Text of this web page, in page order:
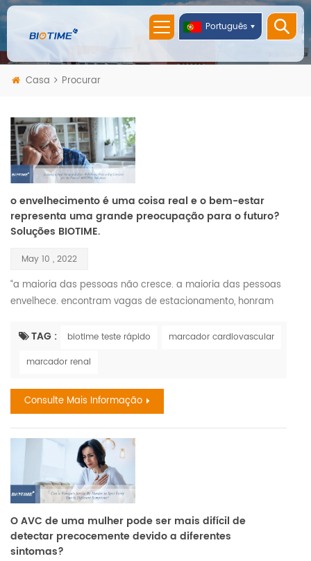
Português
Casa Procurar
o envelhecimento é uma coisa real e o bem-estar
representa uma grande preocupação para o futuro?
Soluções BIOTIME.
May 10 , 2022
“a maioria das pessoas não cresce. a maioria das pessoas
envelhece. encontram vagas de estacionamento, honram
isso de maturidade. o que isso é, está envelhecendo.” —
um processo complexo que leva a mudanças em todos os
entanto, o envelhe...
TAG : biotime teste rápido
marcador cardiovascular
marcador renal
Consulte Mais Informação
O AVC de uma mulher pode ser mais difícil de
detectar precocemente devido a diferentes
sintomas?